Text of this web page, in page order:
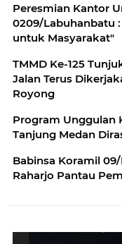
Peresmian Kantor
0209/Labuhanbatu
untuk Masyarakat"
TMMD Ke-125 Tunjukkan
Jalan Terus
Royong
Program Unggulan
Tanjung Medan
Babinsa Koramil
Raharjo Pantau